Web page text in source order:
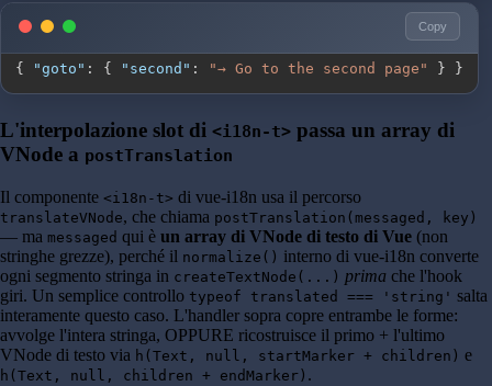
Copy
{ "goto" : { "second" : "→ Go to the second page" } }
L'interpolazione slot di <i18n-t> passa un array di
VNode a postTranslation
Il componente <i18n-t> di vue-i18n usa il percorso
translateVNode, che chiama postTranslation(messaged, key)
— ma messaged qui è un array di VNode di testo di Vue (non
stringhe grezze), perché il normalize() interno di vue-i18n converte
ogni segmento stringa in createTextNode(...) prima che l'hook
giri. Un semplice controllo typeof translated === 'string' salta
interamente questo caso. L'handler sopra copre entrambe le forme:
avvolge l'intera stringa, OPPURE ricostruisce il primo + l'ultimo
VNode di testo via h(Text, null, startMarker + children) e
h(Text, null, children + endMarker) .